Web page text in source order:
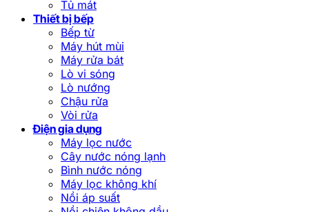
Tủ mát
Thiết bị bếp
Bếp từ
Máy hút mùi
Máy rửa bát
Lò vi sóng
Lò nướng
Chậu rửa
Vòi rửa
Điện gia dụng
Máy lọc nước
Cây nước nóng lạnh
Bình nước nóng
Máy lọc không khí
Nồi áp suất